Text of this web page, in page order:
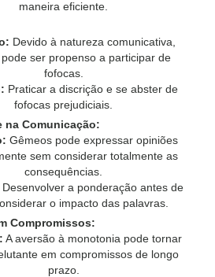
maneira eficiente.
Devido à natureza comunicativa,
ser propenso a participar de
fofocas.
Praticar a discrição e se abster de
fofocas prejudiciais.
na Comunicação:
Gêmeos pode expressar opiniões
sem considerar totalmente as
consequências.
Desenvolver a ponderação antes de
o impacto das palavras.
Compromissos:
A aversão à monotonia pode tornar
em compromissos de longo
prazo.